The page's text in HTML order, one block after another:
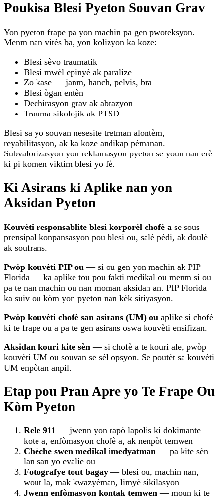
Poukisa Blesi Pyeton Souvan Grav
Yon pyeton frape pa yon machin pa gen pwoteksyon.
Menm nan vitès ba, yon kolizyon ka koze:
Blesi sèvo traumatik
Blesi mwèl epinyè ak paralize
Zo kase — janm, hanch, pelvis, bra
Blesi ògan entèn
Dechirasyon grav ak abrazyon
Trauma sikolojik ak PTSD
Blesi sa yo souvan nesesite tretman alontèm,
reyabilitasyon, ak ka koze andikap pèmanan.
Subvalorizasyon yon reklamasyon pyeton se youn nan erè
ki pi komen viktim blesi yo fè.
Ki Asirans ki Aplike nan yon
Aksidan Pyeton
Kouvèti responsablite blesi korporèl chofè a se sous
prensipal konpansasyon pou blesi ou, salè pèdi, ak doulè
ak soufrans.
Pwòp kouvèti PIP ou — si ou gen yon machin ak PIP
Florida — ka aplike tou pou fakti medikal ou menm si ou
pa te nan machin ou nan moman aksidan an. PIP Florida
ka suiv ou kòm yon pyeton nan kèk sitiyasyon.
Pwòp kouvèti chofè san asirans (UM) ou aplike si chofè
ki te frape ou a pa te gen asirans oswa kouvèti ensifizan.
Aksidan kouri kite sèn — si chofè a te kouri ale, pwòp
kouvèti UM ou souvan se sèl opsyon. Se poutèt sa kouvèti
UM enpòtan anpil.
Etap pou Pran Apre yo Te Frape Ou
Kòm Pyeton
Rele 911 — jwenn yon rapò lapolis ki dokimante
kote a, enfòmasyon chofè a, ak nenpòt temwen
Chèche swen medikal imedyatman — pa kite sèn
lan san yo evalie ou
Fotografye tout bagay — blesi ou, machin nan,
wout la, mak kwazyèman, limyè sikilasyon
Jwenn enfòmasyon kontak temwen — moun ki te